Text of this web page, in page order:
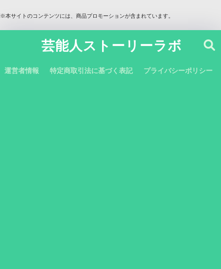
※本サイトのコンテンツには、商品プロモーションが含まれています。
芸能人ストーリーラボ
運営者情報 特定商取引法に基づく表記 プライバシーポリシー